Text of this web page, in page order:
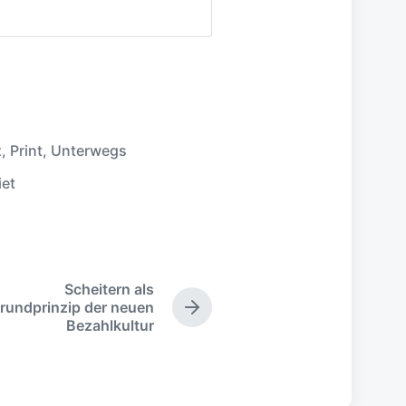
, Print, Unterwegs
N
ä
Scheitern als
der neuen
Bezahlkultur